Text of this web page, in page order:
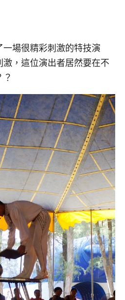
場很精彩刺激的特技演
，這位演出者居然要在不